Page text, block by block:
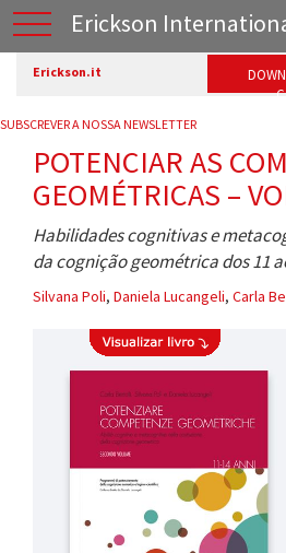
Erickson
Erickson.it
SUBSCREVER A NOSSA NEWSLETTER
POTENCIAR AS
GEOMÉTRICAS –
Habilidades cognitivas e
da cognição geométrica dos 11
Silvana Poli, Daniela Lucangeli, Carla